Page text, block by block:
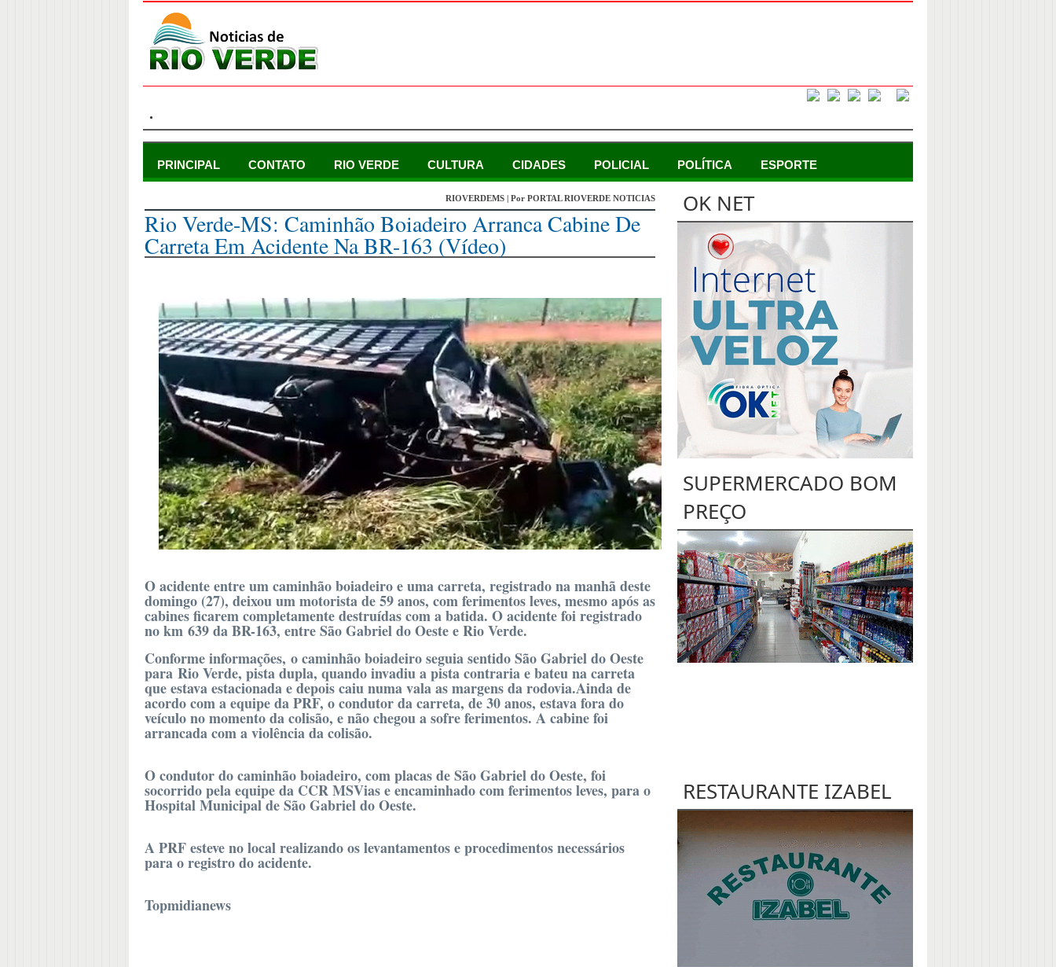
.
PRINCIPAL CONTATO RIO VERDE CULTURA CIDADES POLICIAL POLÍTICA ESPORTE
RIOVERDEMS | Por PORTAL RIOVERDE NOTICIAS
Rio Verde-MS: Caminhão Boiadeiro Arranca Cabine De
Carreta Em Acidente Na BR-163 (vídeo)
O acidente entre um caminhão boiadeiro e uma carreta, registrado na manhã deste
domingo (27), deixou um motorista de 59 anos, com ferimentos leves, mesmo após as
cabines ficarem completamente destruídas com a batida. O acidente foi registrado
no km 639 da BR-163, entre São Gabriel do Oeste e Rio Verde.
Conforme informações, o caminhão boiadeiro seguia sentido São Gabriel do Oeste
para Rio Verde, pista dupla, quando invadiu a pista contraria e bateu na carreta
que estava estacionada e depois caiu numa vala as margens da rodovia.Ainda de
acordo com a equipe da PRF, o condutor da carreta, de 30 anos, estava fora do
veículo no momento da colisão, e não chegou a sofre ferimentos. A cabine foi
arrancada com a violência da colisão.
O condutor do caminhão boiadeiro, com placas de São Gabriel do Oeste, foi
socorrido pela equipe da CCR MSVias e encaminhado com ferimentos leves, para o
Hospital Municipal de São Gabriel do Oeste.
A PRF esteve no local realizando os levantamentos e procedimentos necessários
para o registro do acidente.
Topmidianews
OK NET
SUPERMERCADO BOM
PREÇO
RESTAURANTE IZABEL